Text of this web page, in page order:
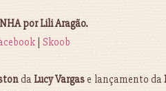
por Lili Aragão.
|Skoob
da Lucy Vargase lançamento da